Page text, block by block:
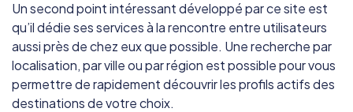
Un second point intéressant développé par ce site est
qu’il dédie ses services à la rencontre entre utilisateurs
aussi près de chez eux que possible. Une recherche par
localisation, par ville ou par région est possible pour vous
permettre de rapidement découvrir les profils actifs des
destinations de votre choix.